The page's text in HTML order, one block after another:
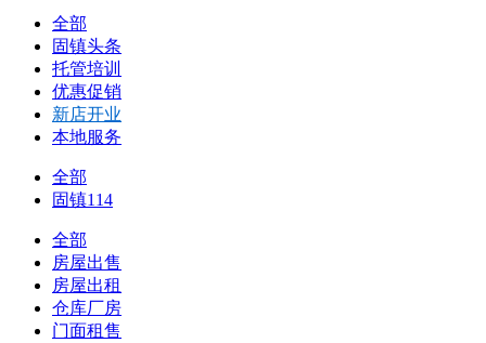
全部
固镇头条
托管培训
优惠促销
新店开业
本地服务
全部
固镇114
全部
房屋出售
房屋出租
仓库厂房
门面租售